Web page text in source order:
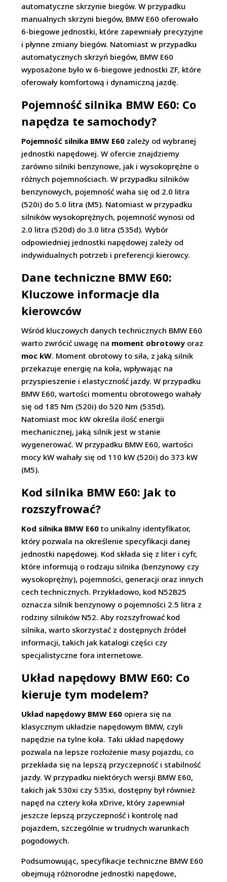
automatyczne skrzynie biegów. W przypadku
manualnych skrzyni biegów, BMW E60 oferowało
6-biegowe jednostki, które zapewniały precyzyjne
i płynne zmiany biegów. Natomiast w przypadku
automatycznych skrzyń biegów, BMW E60
wyposażone było w 6-biegowe jednostki ZF, które
oferowały komfortową i dynamiczną jazdę.
Pojemność silnika BMW E60: Co
napędza te samochody?
Pojemność silnika BMW E60 zależy od wybranej
jednostki napędowej. W ofercie znajdziemy
zarówno silniki benzynowe, jak i wysokoprężne o
różnych pojemnościach. W przypadku silników
benzynowych, pojemność waha się od 2.0 litra
(520i) do 5.0 litra (M5). Natomiast w przypadku
silników wysokoprężnych, pojemność wynosi od
2.0 litra (520d) do 3.0 litra (535d). Wybór
odpowiedniej jednostki napędowej zależy od
indywidualnych potrzeb i preferencji kierowcy.
Dane techniczne BMW E60:
Kluczowe informacje dla
kierowców
Wśród kluczowych danych technicznych BMW E60
warto zwrócić uwagę na moment obrotowy oraz
moc kW. Moment obrotowy to siła, z jaką silnik
przekazuje energię na koła, wpływając na
przyspieszenie i elastyczność jazdy. W przypadku
BMW E60, wartości momentu obrotowego wahały
się od 185 Nm (520i) do 520 Nm (535d).
Natomiast moc kW określa ilość energii
mechanicznej, jaką silnik jest w stanie
wygenerować. W przypadku BMW E60, wartości
mocy kW wahały się od 110 kW (520i) do 373 kW
(M5).
Kod silnika BMW E60: Jak to
rozszyfrować?
Kod silnika BMW E60 to unikalny identyfikator,
który pozwala na określenie specyfikacji danej
jednostki napędowej. Kod składa się z liter i cyfr,
które informują o rodzaju silnika (benzynowy czy
wysokoprężny), pojemności, generacji oraz innych
cech technicznych. Przykładowo, kod N52B25
oznacza silnik benzynowy o pojemności 2.5 litra z
rodziny silników N52. Aby rozszyfrować kod
silnika, warto skorzystać z dostępnych źródeł
informacji, takich jak katalogi części czy
specjalistyczne fora internetowe.
Układ napędowy BMW E60: Co
kieruje tym modelem?
Układ napędowy BMW E60 opiera się na
klasycznym układzie napędowym BMW, czyli
napędzie na tylne koła. Taki układ napędowy
pozwala na lepsze rozłożenie masy pojazdu, co
przekłada się na lepszą przyczepność i stabilność
jazdy. W przypadku niektórych wersji BMW E60,
takich jak 530xi czy 535xi, dostępny był również
napęd na cztery koła xDrive, który zapewniał
jeszcze lepszą przyczepność i kontrolę nad
pojazdem, szczególnie w trudnych warunkach
pogodowych.
Podsumowując, specyfikacje techniczne BMW E60
obejmują różnorodne jednostki napędowe,